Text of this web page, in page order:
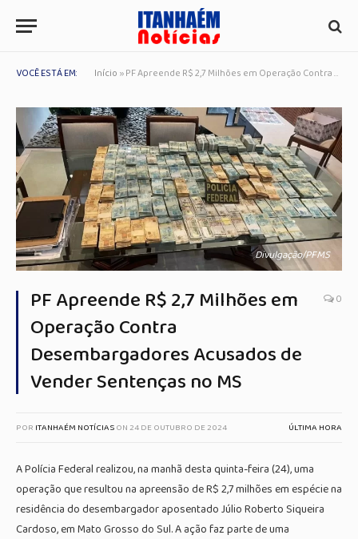
VOCÊ ESTÁ EM: Início »PF Apreende R$ 2,7 Milhões em Operação Contra Desembargadores Acusados de Vender Sentenças no MS
Divulgação/PFMS
PF Apreende R$ 2,7 Milhões em
Operação Contra
Desembargadores Acusados de
Vender Sentenças no MS
0
POR ITANHAÉM NOTÍCIASON24 DE OUTUBRO DE 2024 ÚLTIMA HORA
A Polícia Federal realizou, na manhã desta quinta-feira (24), uma
operação que resultou na apreensão de R$ 2,7 milhões em espécie na
residência do desembargador aposentado Júlio Roberto Siqueira
Cardoso, em Mato Grosso do Sul. A ação faz parte de uma